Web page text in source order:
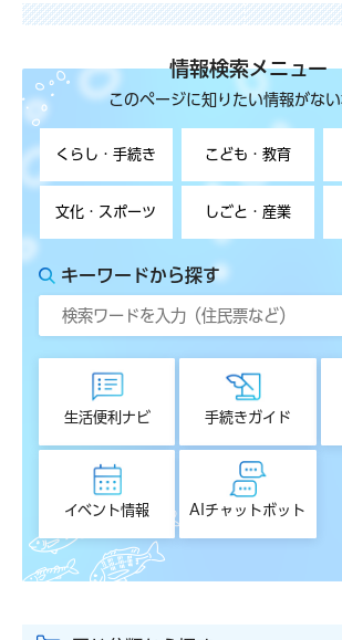
情報検索メニュー
このページに知りたい情報がな
くらし・手続き こども・教育
文化・スポーツ しごと・産業
キーワードから探す
生活便利ナビ 手続きガイド
イベント情報 AIチャットボット